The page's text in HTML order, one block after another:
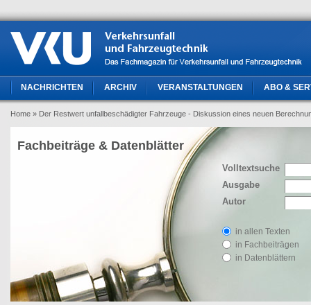
NACHRICHTEN ARCHIV VERANSTALTUNGEN ABO &
Home » Der Restwert unfallbeschädigter Fahrzeuge - Diskussion eines neuen
Volltextsuche
Ausgabe
Autor
in allen Texten
in Fachbeiträgen
in Datenblättern
Fachbeiträge & Datenblätter